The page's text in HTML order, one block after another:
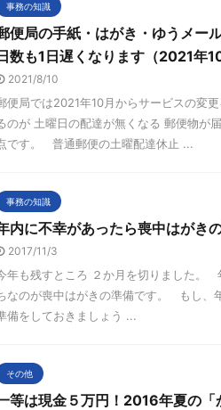
事務の知識
便局の手紙・はがき・ゆうメー
数も1日遅くなります（2021年
2021/8/10
便局では2021年10月からサービスの変
のが 土曜日の配達が無くなる 郵便物が
です。 普通郵便の土曜配達休止 ...
事務の知識
内に不幸があったら喪中はがき
2017/11/3
年も残すところ ２か月を切りました。
なのが喪中はがきの準備です。 もし、
備をしておきましょう ...
その他
等は現金５万円！2016年夏の